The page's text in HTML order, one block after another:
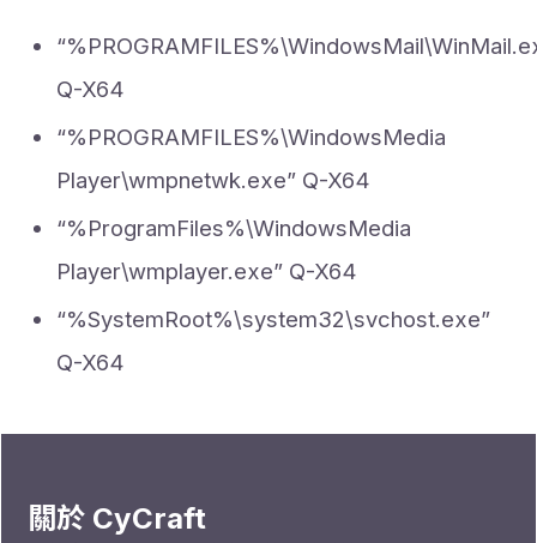
Q-X64
“%PROGRAMFILES%\WindowsMedia
Player\wmpnetwk.exe” Q-X64
“%ProgramFiles%\WindowsMedia
Player\wmplayer.exe” Q-X64
“%SystemRoot%\system32\svchost.exe”
Q-X64
關於 CyCraft